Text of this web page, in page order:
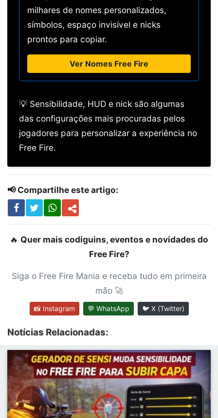
milhares de nomes personalizados,
símbolos, espaço invisível e nicks
prontos para copiar.
Ver Nomes Free Fire
💡 Sensibilidade, HUD e nick são algumas
das configurações mais procuradas pelos
jogadores para personalizar a experiência no
Free Fire.
📢 Compartilhe este artigo:
🔥 Quer mais codiguins, eventos e novidades do
Free Fire?
Siga o Free Fire Mania e receba tudo em primeira
mão 🚀
📸 Instagram 💬 WhatsApp 🐦 X (Twitter)
Notícias Relacionadas: